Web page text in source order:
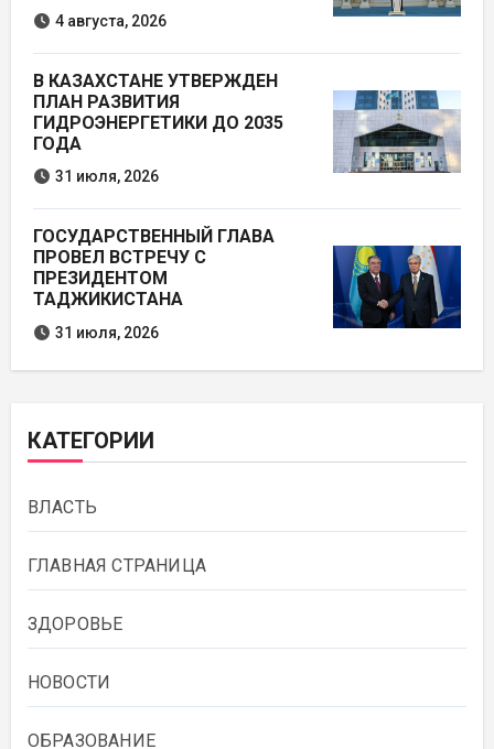
4 августа, 2026
В КАЗАХСТАНЕ УТВЕРЖДЕН
ПЛАН РАЗВИТИЯ
ГИДРОЭНЕРГЕТИКИ ДО 2035
ГОДА
31 июля, 2026
ГОСУДАРСТВЕННЫЙ ГЛАВА
ПРОВЕЛ ВСТРЕЧУ С
ПРЕЗИДЕНТОМ
ТАДЖИКИСТАНА
31 июля, 2026
КАТЕГОРИИ
ВЛАСТЬ
ГЛАВНАЯ СТРАНИЦА
ЗДОРОВЬЕ
НОВОСТИ
ОБРАЗОВАНИЕ